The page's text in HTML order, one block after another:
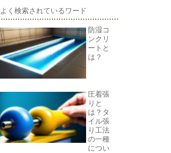
よく検索されているワード
防湿コ
ンクリ
ートと
は？
圧着張
りと
は？タ
イル張
り工法
の一種
につい